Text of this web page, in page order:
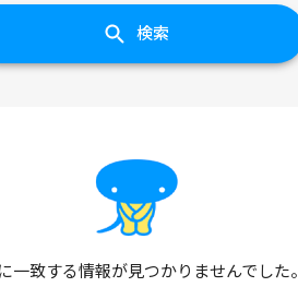
検索
一致する情報が見つかりませんでした。